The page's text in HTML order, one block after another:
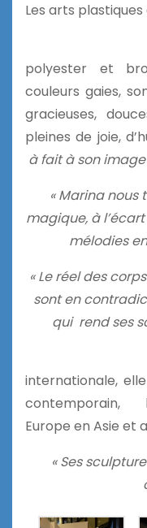
Les arts
Ses
polyester et
couleurs gaies,
gracieuses,
pleines de joie,
à fait à son
« Marina
magique, à
mélodies
« Le réel des
sont en
qui rend ses
Marina
internationale,
contemporain,
Europe en Asie et
« Ses